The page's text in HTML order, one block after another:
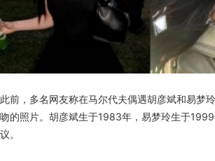
此前，多名网友称在马尔代夫偶遇胡彦斌和易梦
吻的照片。胡彦斌生于1983年，易梦玲生于
议。